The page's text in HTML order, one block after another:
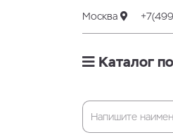
Москва
Каталог